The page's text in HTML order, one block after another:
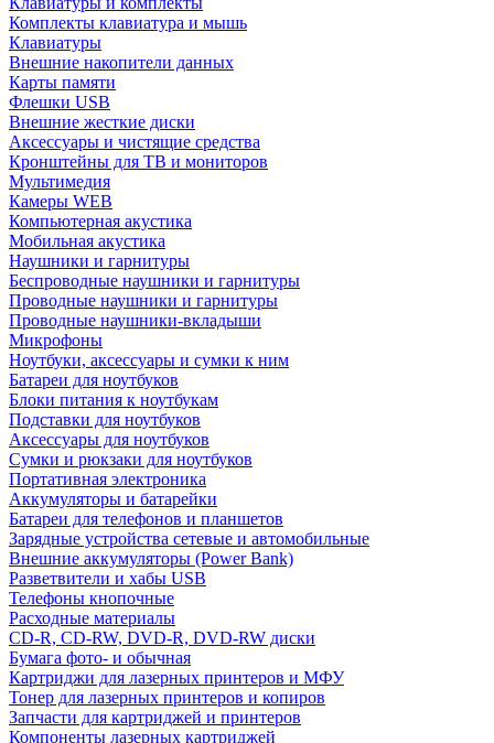
Комплекты клавиатура и мышь
Клавиатуры
Внешние накопители данных
Карты памяти
Флешки USB
Внешние жесткие диски
Аксессуары и чистящие средства
Кронштейны для ТВ и мониторов
Мультимедия
Камеры WEB
Компьютерная акустика
Мобильная акустика
Наушники и гарнитуры
Беспроводные наушники и гарнитуры
Проводные наушники и гарнитуры
Проводные наушники-вкладыши
Микрофоны
Ноутбуки, аксессуары и сумки к ним
Батареи для ноутбуков
Блоки питания к ноутбукам
Подставки для ноутбуков
Аксессуары для ноутбуков
Сумки и рюкзаки для ноутбуков
Портативная электроника
Аккумуляторы и батарейки
Батареи для телефонов и планшетов
Зарядные устройства сетевые и автомобильные
Внешние аккумуляторы (Power Bank)
Разветвители и хабы USB
Телефоны кнопочные
Расходные материалы
CD-R, CD-RW, DVD-R, DVD-RW диски
Бумага фото- и обычная
Картриджи для лазерных принтеров и МФУ
Тонер для лазерных принтеров и копиров
Запчасти для картриджей и принтеров
Компоненты лазерных картриджей